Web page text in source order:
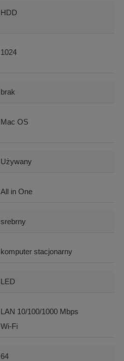
HDD
1024
brak
Mac OS
Używany
All in One
srebrny
komputer stacjonarny
LED
LAN 10/100/1000 Mbps
Wi-Fi
64